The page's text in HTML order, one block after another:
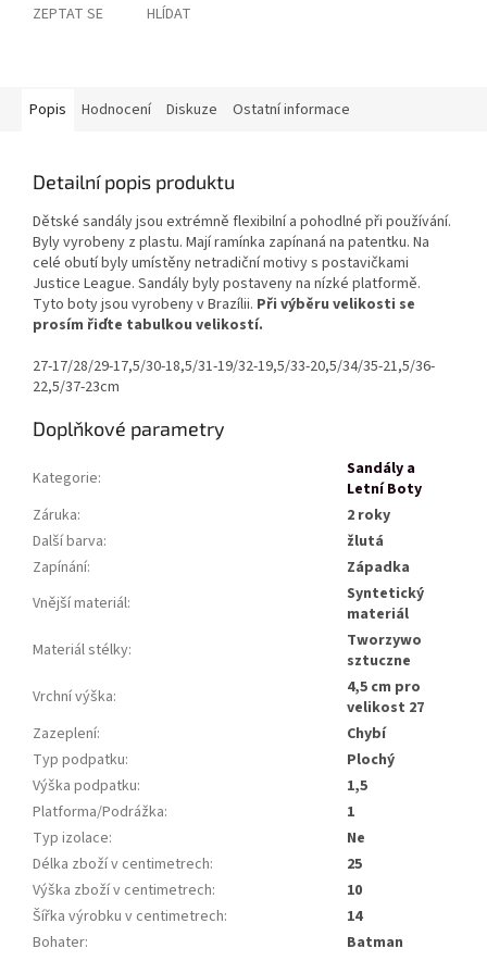
ZEPTAT SE HLÍDAT
Popis Hodnocení Diskuze Ostatní informace
Detailní popis produktu
Dětské sandály jsou extrémně flexibilní a pohodlné při používání.
Byly vyrobeny z plastu. Mají ramínka zapínaná na patentku. Na
celé obutí byly umístěny netradiční motivy s postavičkami
Justice League. Sandály byly postaveny na nízké platformě.
Tyto boty jsou vyrobeny v Brazílii. Při výběru velikosti se
prosím řiďte tabulkou velikostí.
27-17/28/29-17,5/30-18,5/31-19/32-19,5/33-20,5/34/35-21,5/36-
22,5/37-23cm
Doplňkové parametry
Kategorie:
Sandály a
Letní Boty
Záruka:
2 roky
Další barva:
žlutá
Zapínání:
Západka
Vnější materiál:
Syntetický
materiál
Materiál stélky:
Tworzywo
sztuczne
Vrchní výška:
4,5 cm pro
velikost 27
Zazeplení:
Chybí
Typ podpatku:
Plochý
Výška podpatku:
1,5
Platforma/Podrážka:
1
Typ izolace:
Ne
Délka zboží v centimetrech:
25
Výška zboží v centimetrech:
10
Šířka výrobku v centimetrech:
14
Bohater:
Batman